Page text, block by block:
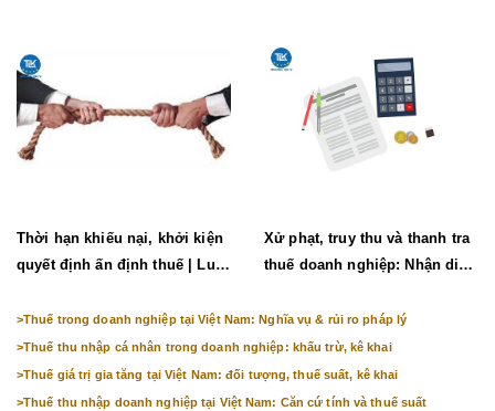
Thời hạn khiếu nại, khởi kiện
quyết định ấn định thuế | Luật
Xử phạt, truy thu và thanh tra
thuế doanh nghiệp: Nhận diện
>Thuế trong doanh nghiệp tại Việt Nam: Nghĩa vụ & rủi ro pháp lý
>Thuế thu nhập cá nhân trong doanh nghiệp: khấu trừ, kê khai
>Thuế giá trị gia tăng tại Việt Nam: đối tượng, thuế suất, kê khai
>Thuế thu nhập doanh nghiệp tại Việt Nam: Căn cứ tính và thuế suất